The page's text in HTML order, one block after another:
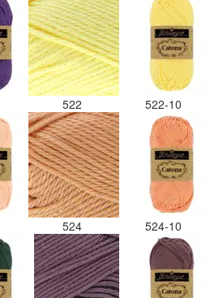
522 522-10
524 524-10